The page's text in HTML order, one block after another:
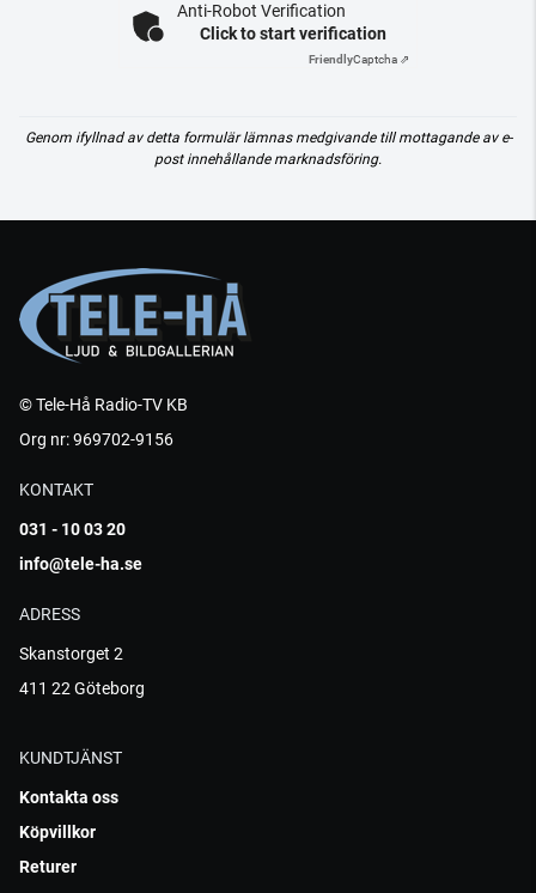
Anti-Robot Verification
Click to start verification
FriendlyCaptcha ⇗
Genom ifyllnad av detta formulär lämnas medgivande till mottagande av e-
post innehållande marknadsföring.
© Tele-Hå Radio-TV KB
Org nr: 969702-9156
KONTAKT
031 - 10 03 20
info@tele-ha.se
ADRESS
Skanstorget 2
411 22 Göteborg
KUNDTJÄNST
Kontakta oss
Köpvillkor
Returer